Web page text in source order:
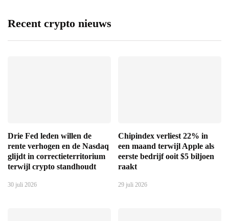
Recent crypto nieuws
Drie Fed leden willen de
rente verhogen en de Nasdaq
glijdt in correctieterritorium
terwijl crypto standhoudt
30 juli 2026
Chipindex verliest 22% in
een maand terwijl Apple als
eerste bedrijf ooit $5 biljoen
raakt
29 juli 2026